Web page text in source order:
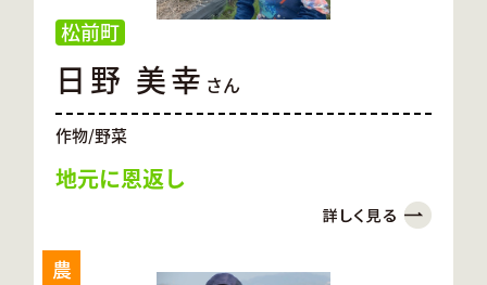
松前町
日野 美幸 さん
作物/野菜
地元に恩返し
農